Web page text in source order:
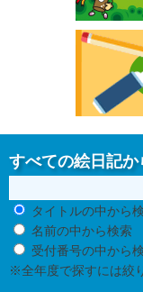
すべての絵日記
タイトルの中から
名前の中から検索
受付番号の中から
※全年度で探すには絞